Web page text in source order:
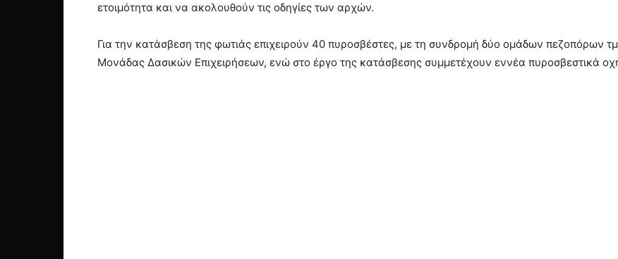
ετοιμότητα και να ακολουθούν τις οδηγίες των αρχών.
Για την κατάσβεση της φωτιάς επιχειρούν 40 πυροσβέστες, με τη συνδρομή δύο ομάδων πεζοπόρων
Μονάδας Δασικών Επιχειρήσεων, ενώ στο έργο της κατάσβεσης συμμετέχουν εννέα πυροσβεστικά